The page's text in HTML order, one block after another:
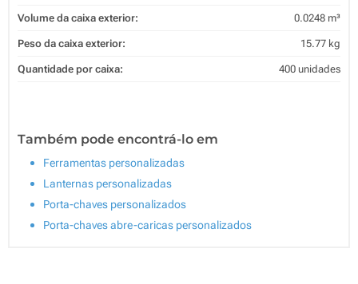
Volume da caixa exterior: 0.0248 m³
Peso da caixa exterior: 15.77 kg
Quantidade por caixa: 400 unidades
Também pode encontrá-lo em
Ferramentas personalizadas
Lanternas personalizadas
Porta-chaves personalizados
Porta-chaves abre-caricas personalizados